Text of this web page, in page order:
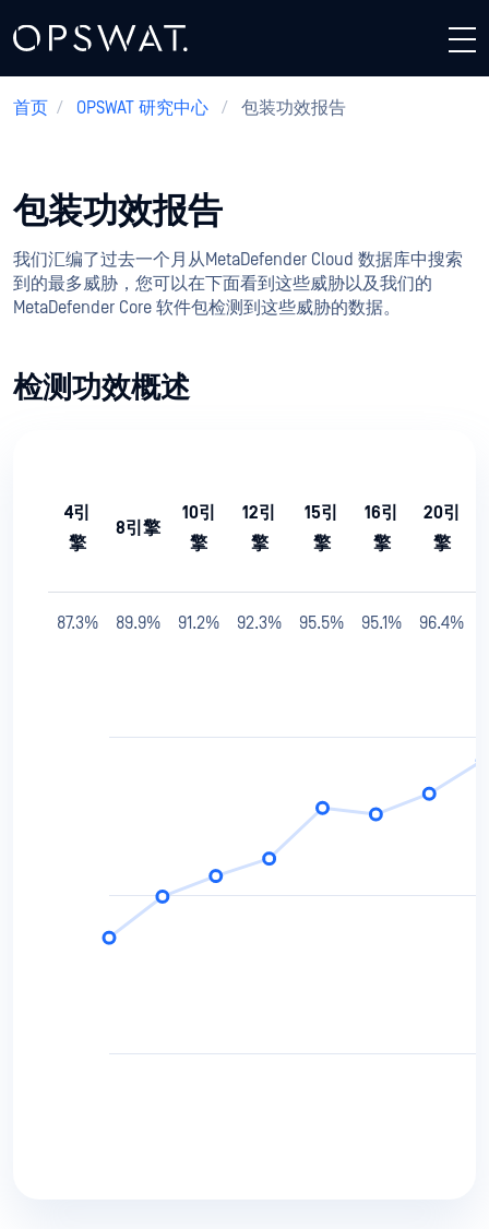
首页 / OPSWAT 研究中心 / 包装功效报告
包装功效报告
我们汇编了过去一个月从MetaDefender Cloud 数据库中搜索
到的最多威胁，您可以在下面看到这些威胁以及我们的
MetaDefender Core 软件包检测到这些威胁的数据。
检测功效概述
4引
擎
8引擎
10引
擎
12引
擎
15引
擎
16引
擎
20引
擎
87.3% 89.9% 91.2% 92.3% 95.5% 95.1% 96.4%